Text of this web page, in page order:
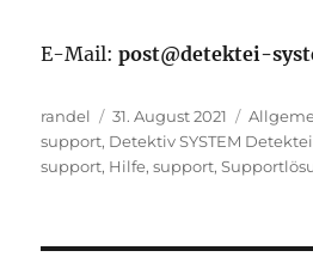
E-Mail:post@detektei-
Autor
randel
Veröffentlicht
am
31. August 2021
support, Detektiv SYSTEM Detektei
support, Hilfe,support,